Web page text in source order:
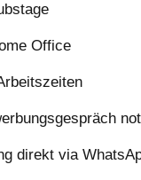
Office
direkt via